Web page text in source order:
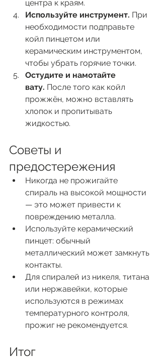
центра к краям.
Используйте инструмент. При
необходимости подправьте
койл пинцетом или
керамическим инструментом,
чтобы убрать горячие точки.
Остудите и намотайте
вату. После того как койл
прожжён, можно вставлять
хлопок и пропитывать
жидкостью.
Советы и
предостережения
Никогда не прожигайте
спираль на высокой мощности
— это может привести к
повреждению металла.
Используйте керамический
пинцет: обычный
металлический может замкнуть
контакты.
Для спиралей из никеля, титана
или нержавейки, которые
используются в режимах
температурного контроля,
прожиг не рекомендуется.
Итог